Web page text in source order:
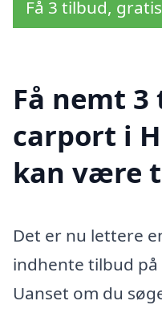
Få 3 tilbud,
Få nemt
carport i
kan være
Det er nu lettere
indhente tilbud
Uanset om du